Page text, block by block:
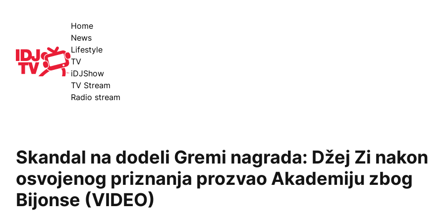
IDJ TV
Home
News
Lifestyle
TV
iDJShow
TV Stream
Radio stream
Skandal na dodeli Gremi nagrada: Džej Zi nakon
osvojenog priznanja prozvao Akademiju zbog
Bijonse (VIDEO)